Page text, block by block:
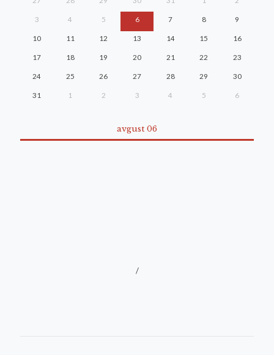
3 4 5 6 7 8 9
10 11 12 13 14 15 16
17 18 19 20 21 22 23
24 25 26 27 28 29 30
31 1 2 3 4 5 6
avgust 06
/